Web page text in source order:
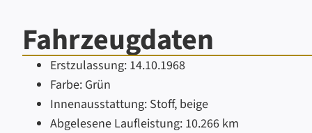
Fahrzeugdaten
Erstzulassung: 14.10.1968
Farbe: Grün
Innenausstattung: Stoff, beige
Abgelesene Laufleistung: 10.266 km